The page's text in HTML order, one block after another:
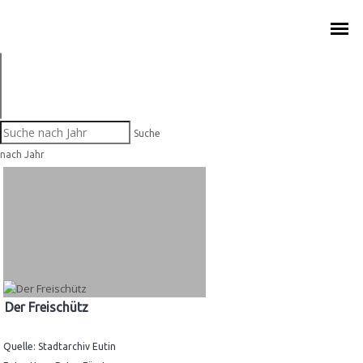
1786 – GEBURT IN EUTIN
ZEITREISE DURCH 240 JAHRE
ARCHIVSCHÄTZE AUS EUTIN
Suche
nach Jahr
Der Freischütz
Quelle: Stadtarchiv Eutin